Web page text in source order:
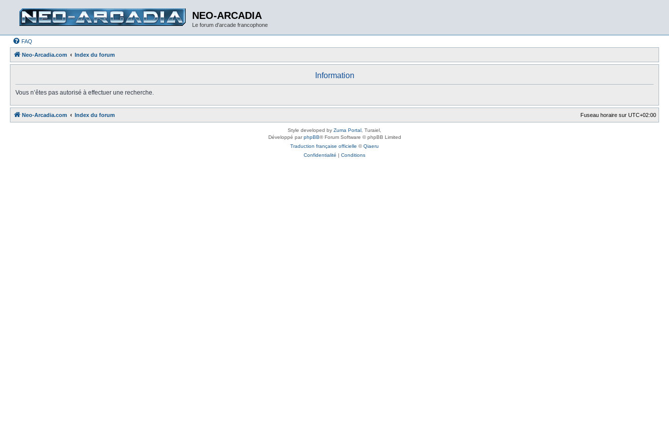
NEO-ARCADIA
Le forum d'arcade francophone
FAQ
Neo-Arcadia.com Index du forum
Information
Vous n’êtes pas autorisé à effectuer une recherche.
Neo-Arcadia.com Index du forum Fuseau horaire sur UTC+02:00
Style developed by Zuma Portal , Turaiel,
Développé parphpBB® Forum Software © phpBB Limited
Traduction française officielle ©Qiaeru
Confidentialité | Conditions